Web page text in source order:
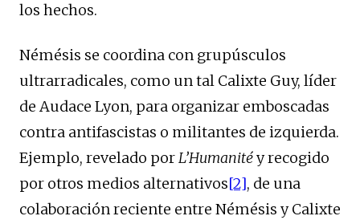
los hechos.
Némésis se coordina con grupúsculos
ultrarradicales, como un tal Calixte Guy, líder
de Audace Lyon, para organizar emboscadas
contra antifascistas o militantes de izquierda.
Ejemplo, revelado porL’Humanitéy recogido
por otros medios alternativos[2], de una
colaboración reciente entre Némésis y Calixte